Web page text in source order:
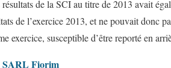
de la SCI au titre de 2013 avait
de l’exercice 2013, et ne pouvait donc
exercice, susceptible d’être reporté en
SARL Fiorim